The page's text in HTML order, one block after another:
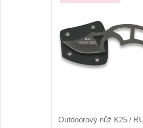
Outdoorový nůž K25 /